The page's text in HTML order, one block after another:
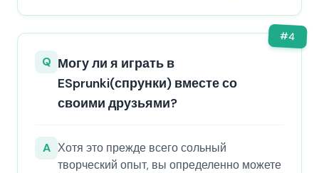
#4
Q Могу ли я играть в
ESprunki(спрунки) вместе со
своими друзьями?
A Хотя это прежде всего сольный
творческий опыт, вы определенно можете